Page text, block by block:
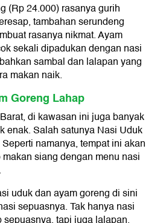
(Rp 24.000) rasanya gurih
tambahan serundeng
rasanya nikmat. Ayam
sekali dipadukan dengan nasi
sambal dan lalapan yang
makan naik.
Goreng Lahap
di kawasan ini juga banyak
enak. Salah satunya Nasi Uduk
namanya, tempat ini akan
siang dengan menu nasi
uduk dan ayam goreng di sini
sepuasnya. Tak hanya nasi